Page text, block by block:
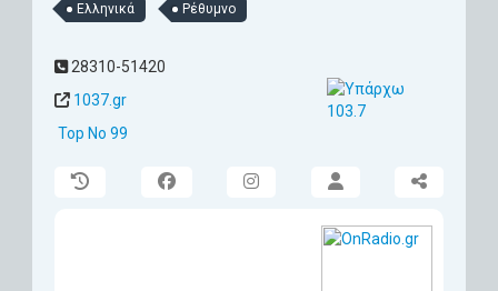
Ελληνικά Ρέθυμνο
28310-51420
1037.gr
Top No 99